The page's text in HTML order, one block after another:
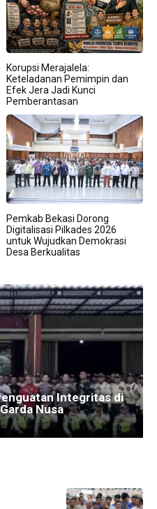
Korupsi Merajalela:
Keteladanan Pemimpin dan
Efek Jera Jadi Kunci
Pemberantasan
Pemkab Bekasi Dorong
Digitalisasi Pilkades 2026
untuk Wujudkan Demokrasi
Desa Berkualitas
Kembali Padat,
Penuh”